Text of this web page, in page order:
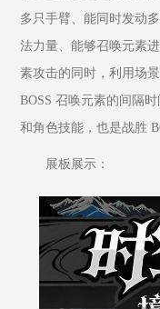
多只手臂、能同时发动
法力量、能够召唤元素
素攻击的同时，利用场
BOSS 召唤元素的间隔
和角色技能，也是战胜
展板展示：